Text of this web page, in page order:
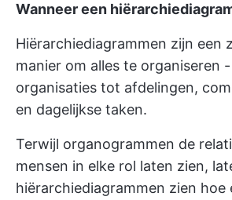
Wanneer een
Hiërarchiediagrammen zijn een
manier om alles te organiseren
organisaties tot afdelingen,
en dagelijkse taken.
Terwijl organogrammen de
mensen in elke rol laten zien,
hiërarchiediagrammen zien hoe